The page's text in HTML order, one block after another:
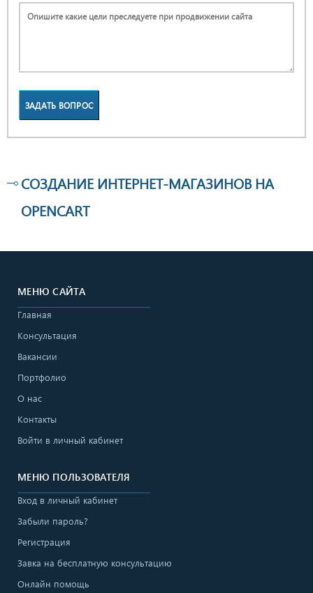
ЗАДАТЬ ВОПРОС
СОЗДАНИЕ ИНТЕРНЕТ-МАГАЗИНОВ НА
OPENCART
МЕНЮ САЙТА
Главная
Консультация
Вакансии
Портфолио
О нас
Контакты
Войти в личный кабинет
МЕНЮ ПОЛЬЗОВАТЕЛЯ
Вход в личный кабинет
Забыли пароль?
Регистрация
Завка на бесплатную консультацию
Онлайн помощь